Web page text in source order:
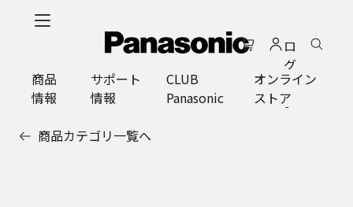
ロ
グ
イ
ン
商品
情報
サポート
情報
CLUB
Panasonic
オンライン
ストア
商品カテゴリ一覧へ